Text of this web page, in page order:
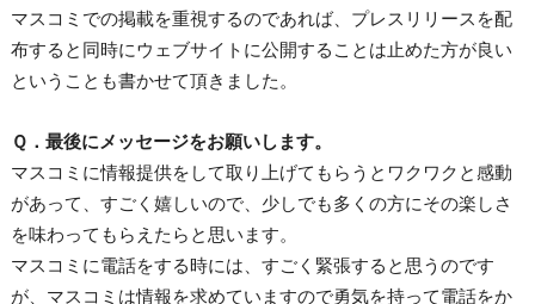
マスコミでの掲載を重視するのであれば、プレスリリースを配
布すると同時にウェブサイトに公開することは止めた方が良い
ということも書かせて頂きました。
Ｑ．最後にメッセージをお願いします。
マスコミに情報提供をして取り上げてもらうとワクワクと感動
があって、すごく嬉しいので、少しでも多くの方にその楽しさ
を味わってもらえたらと思います。
マスコミに電話をする時には、すごく緊張すると思うのです
が、マスコミは情報を求めていますので勇気を持って電話をか